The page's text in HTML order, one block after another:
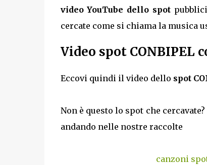
video YouTube dello spot
cercate come si chiama la musica
Video spot CONBIPEL
Eccovi quindi il video dello spot
Non è questo lo spot che
andando nelle nostre raccolte
canzoni